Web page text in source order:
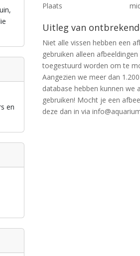
Plaats
Uitleg van
Niet alle vissen hebben een
gebruiken alleen
toegestuurd worden om te
Aangezien we meer dan
database hebben kunnen we
gebruiken! Mocht je een
deze dan in via
en